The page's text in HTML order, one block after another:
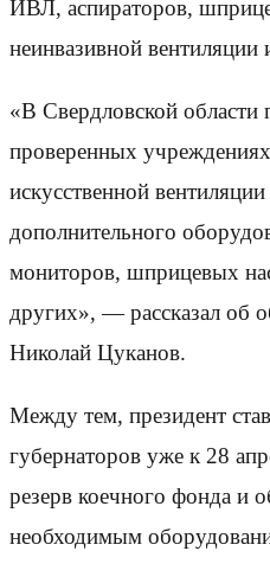
ИВЛ, аспираторов,
неинвазивной вентиляции
«В Свердловской области
проверенных
искусственной
дополнительного
мониторов, шприцевых
других», — рассказал об
Николай Цуканов.
Между тем, президент
губернаторов уже к 28
резерв коечного фонда и
необходимым